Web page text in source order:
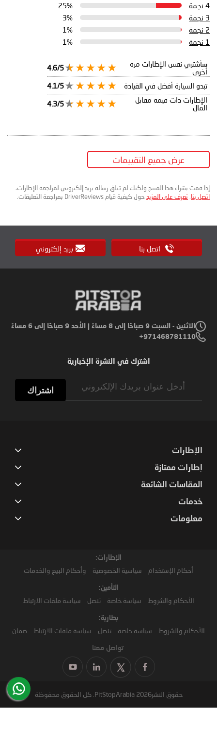
4 نجمة
25%
3 نجمة
3%
2 نجمة
1%
1 نجمة
1%
سأشتري نفس الإطارات مرة
أخرى
4.6/5
تبدو السيارة أفضل في القيادة
4.1/5
الإطارات ذات قيمة مقابل
المال
4.3/5
عرض جميع التقييمات
إذا قمت بشراء هذا المنتج ولكنك لم تتلقَ رسالة بريد إلكتروني لمراجعة الإطارات،
اتصل بنا. تعرف على المزيد حول كيفية قيام DriverReviews بمراجعة التعليقات.
اتصل بنا بريد إلكتروني
الاثنين - السبت 9 صباحًا إلى 8 مساءً | الأحد 9 صباحًا إلى 6 مساءً
971468781110+
اشترك في النشرة الإخبارية
اشتراك
الإطارات
إطارات ممتازة
المقاسات الشائعة
خدمات
معلومات
الإطارات:
أحكام الإستخدام سياسية الخصوصية وأحكام البيع والخدمات
التأمين:
الأحكام والشروط سياسة خاصة تنصل سياسة ملفات الارتباط
بطارية:
الأحكام والشروط سياسة خاصة تنصل سياسة ملفات الارتباط ضمان
تواصل معنا
حقوق النشر2026 PitStopArabia. كل الحقوق محفوظة